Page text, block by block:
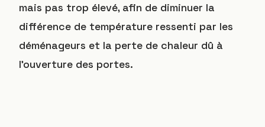
mais pas trop élevé, afin de diminuer la
différence de température ressenti par les
déménageurs et la perte de chaleur dû à
l’ouverture des portes.